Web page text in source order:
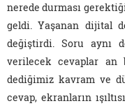
nerede durması
geldi. Yaşanan dijital
değiştirdi. Soru aynı
verilecek cevaplar an
dediğimiz kavram ve
cevap, ekranların